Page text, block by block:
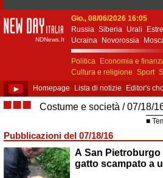
New Day Italia
NDNews.It
Gio., 08/06/2026 16:05
Russia Siberia Urali
Ucraina
Novorossia
Ekaterinburgo Kiev
Politica
Economia e
Cultura e religione Sport
Costume e società
Unione
► Homepage Lista di notizie Editor's
■■■ Costume e società 07/18/
Pubblicazioni del 07/18/16
A San
gatto scampato a